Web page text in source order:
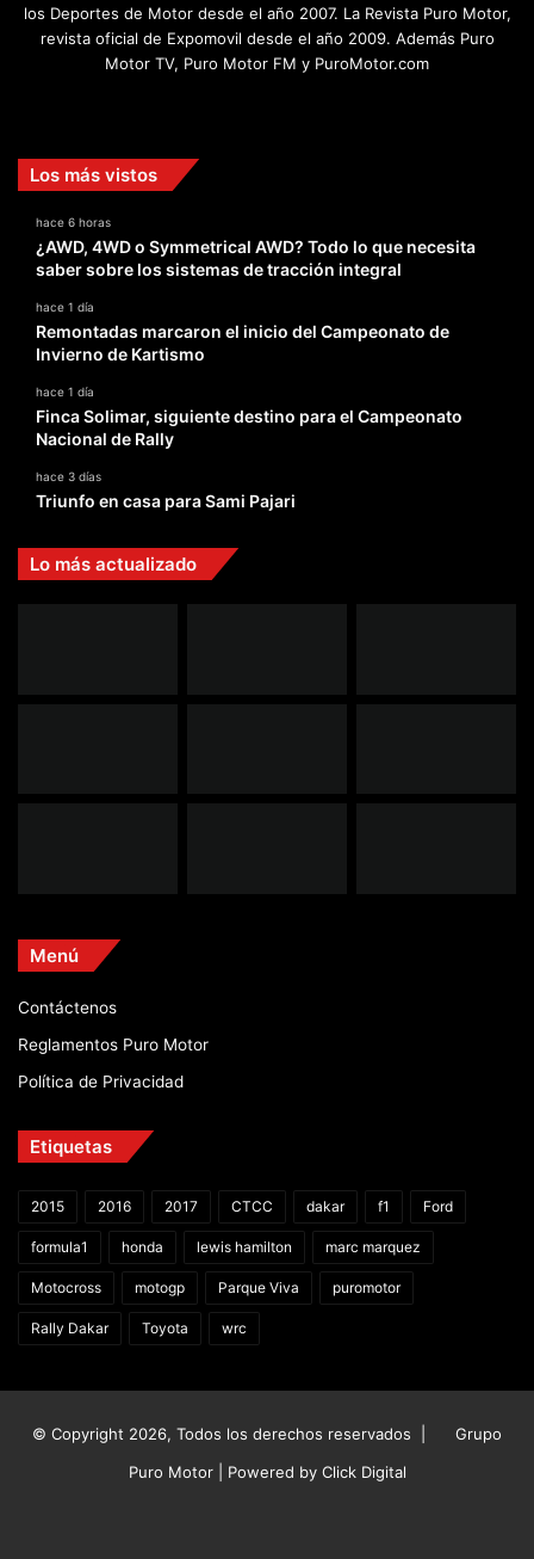
los Deportes de Motor desde el año 2007. La Revista Puro Motor,
revista oficial de Expomovil desde el año 2009. Además Puro
Motor TV, Puro Motor FM y PuroMotor.com
Los más vistos
hace 6 horas
¿AWD, 4WD o Symmetrical AWD? Todo lo que necesita
saber sobre los sistemas de tracción integral
hace 1 día
Remontadas marcaron el inicio del Campeonato de
Invierno de Kartismo
hace 1 día
Finca Solimar, siguiente destino para el Campeonato
Nacional de Rally
hace 3 días
Triunfo en casa para Sami Pajari
Lo más actualizado
Menú
Contáctenos
Reglamentos Puro Motor
Política de Privacidad
Etiquetas
2015 2016 2017 CTCC dakar f1 Ford
formula1 honda lewis hamilton marc marquez
Motocross motogp Parque Viva puromotor
Rally Dakar Toyota wrc
© Copyright 2026, Todos los derechos reservados |
Grupo
Puro Motor | Powered by Click Digital